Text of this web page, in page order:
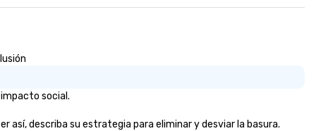
to gather—we bring creativity,
excellence. Let’s make your next
social.
así, describa su estrategia para eliminar y desviar la basura.